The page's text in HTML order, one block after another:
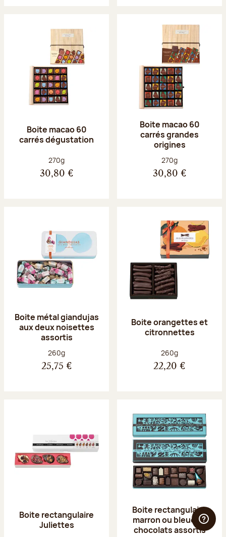
Boite macao 60
carrés dégustation
Poids net :
270g
30,80 €
Boite macao 60
carrés grandes
origines
Poids net :
270g
30,80 €
Boite métal giandujas
aux deux noisettes
assortis
Poids net :
260g
25,75 €
Boite orangettes et
citronnettes
Poids net :
260g
22,20 €
Boite rectangulaire
Juliettes
Boite rectangulaire
marron ou bleue 23
chocolats assortis